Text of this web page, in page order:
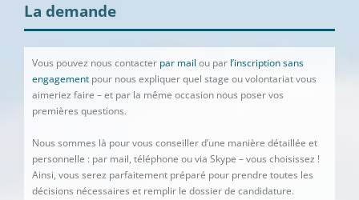
La demande
Vous pouvez nous contacter par mail ou par l’inscription sans
engagement pour nous expliquer quel stage ou volontariat vous
aimeriez faire – et par la même occasion nous poser vos
premières questions.
Nous sommes là pour vous conseiller d’une manière détaillée et
personnelle : par mail, téléphone ou via Skype – vous choisissez !
Ainsi, vous serez parfaitement préparé pour prendre toutes les
décisions nécessaires et remplir le dossier de candidature.